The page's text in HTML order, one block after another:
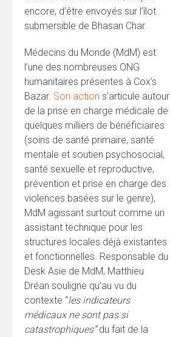
encore, d’être envoyés sur l’îlot
submersible de Bhasan Char.
Médecins du Monde (MdM) est
l’une des nombreuses ONG
humanitaires présentes à Cox’s
Bazar. Son action s’articule autour
de la prise en charge médicale de
quelques milliers de bénéficiaires
(soins de santé primaire, santé
mentale et soutien psychosocial,
santé sexuelle et reproductive,
prévention et prise en charge des
violences basées sur le genre),
MdM agissant surtout comme un
assistant technique pour les
structures locales déjà existantes
et fonctionnelles. Responsable du
Desk Asie de MdM, Matthieu
Dréan souligne qu’au vu du
contexte “les indicateurs
médicaux ne sont pas si
catastrophiques”du fait de la